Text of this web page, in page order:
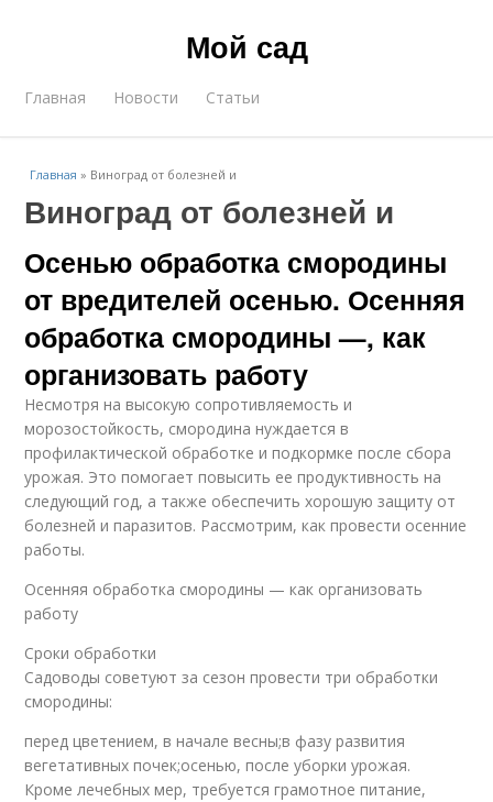
Мой сад
Главная Новости Статьи
Главная » Виноград от болезней и
Виноград от болезней и
Осенью обработка смородины
от вредителей осенью. Осенняя
обработка смородины —, как
организовать работу
Несмотря на высокую сопротивляемость и
морозостойкость, смородина нуждается в
профилактической обработке и подкормке после сбора
урожая. Это помогает повысить ее продуктивность на
следующий год, а также обеспечить хорошую защиту от
болезней и паразитов. Рассмотрим, как провести осенние
работы.
Осенняя обработка смородины — как организовать
работу
Сроки обработки
Садоводы советуют за сезон провести три обработки
смородины:
перед цветением, в начале весны;в фазу развития
вегетативных почек;осенью, после уборки урожая.
Кроме лечебных мер, требуется грамотное питание,